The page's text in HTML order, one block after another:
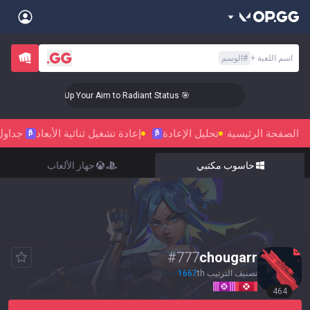
اسم اللعبة +
# الوسم
🎯 Level Up Your Aim to Radiant Status!
الصفحة الرئيسية تحليل الإعادة β إعادة تشغيل ثنائية الأبعاد β
حاسوب مكتبي جهاز الألعاب
464
chougarr
#777
تصنيف الترتيب 1667th
Stats
League of Legends
Teamfight Tactics
Palworld
Pokémon Champions
Valorant
PUBG
Pokémon Pokopia
Beta
Marvel Rivals
Beta
Arc Raiders
Beta
Slay The Spire 2
Beta
Counter Strike 2
Fortnite
Sign in
العربية
Back
한국어
język polski
français
Deutsch